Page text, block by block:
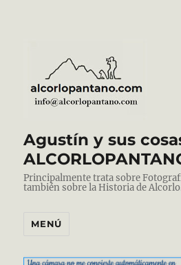
Agustín y sus
Principalmente trata sobre
también sobre la Historia de
MENÚ